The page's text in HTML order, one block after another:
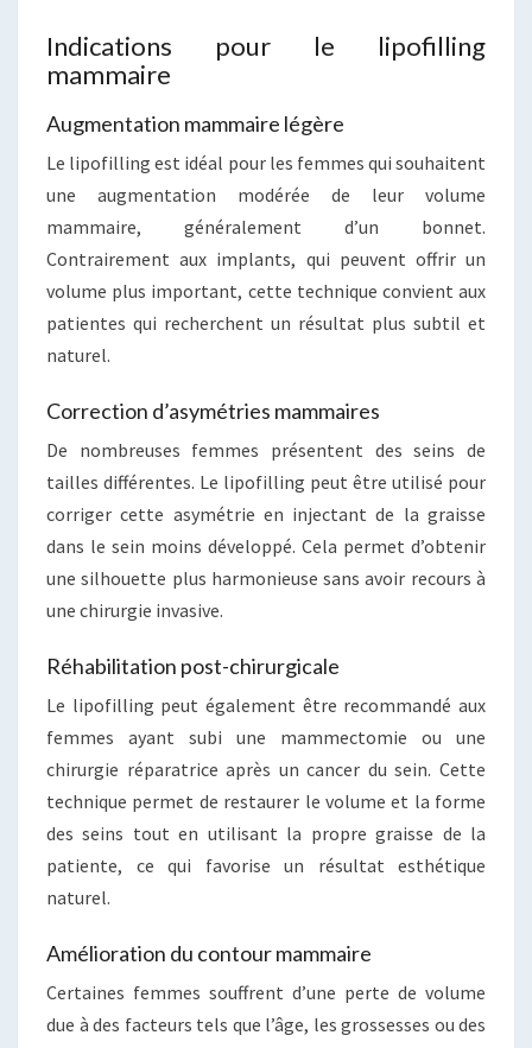
Indications pour le lipofilling
mammaire
Augmentation mammaire légère
Le lipofilling est idéal pour les femmes qui souhaitent
une augmentation modérée de leur volume
mammaire, généralement d’un bonnet.
Contrairement aux implants, qui peuvent offrir un
volume plus important, cette technique convient aux
patientes qui recherchent un résultat plus subtil et
naturel.
Correction d’asymétries mammaires
De nombreuses femmes présentent des seins de
tailles différentes. Le lipofilling peut être utilisé pour
corriger cette asymétrie en injectant de la graisse
dans le sein moins développé. Cela permet d’obtenir
une silhouette plus harmonieuse sans avoir recours à
une chirurgie invasive.
Réhabilitation post-chirurgicale
Le lipofilling peut également être recommandé aux
femmes ayant subi une mammectomie ou une
chirurgie réparatrice après un cancer du sein. Cette
technique permet de restaurer le volume et la forme
des seins tout en utilisant la propre graisse de la
patiente, ce qui favorise un résultat esthétique
naturel.
Amélioration du contour mammaire
Certaines femmes souffrent d’une perte de volume
due à des facteurs tels que l’âge, les grossesses ou des